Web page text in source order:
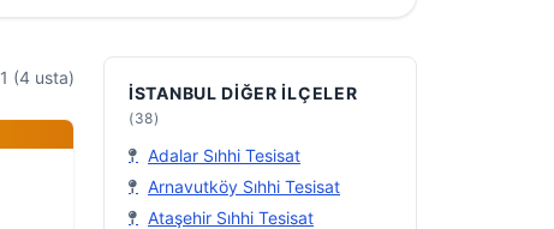
(4 usta)
İSTANBUL DIĞER İLÇELER
(38)
Adalar Sıhhi Tesisat
Arnavutköy Sıhhi Tesisat
Ataşehir Sıhhi Tesisat